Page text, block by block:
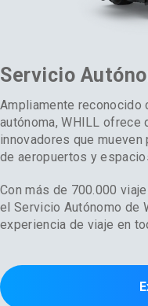
Servicio
Ampliamente reconocido
autónoma, WHILL
innovadores que
de aeropuertos y
Con más de 700.000
el Servicio Autónomo de
experiencia de viaje en